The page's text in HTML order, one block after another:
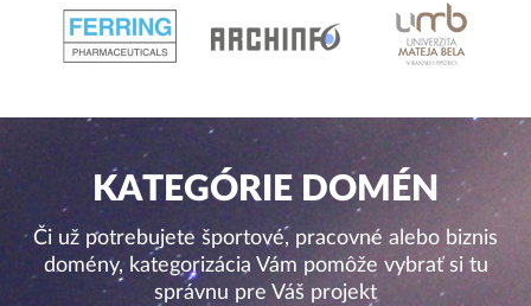
KATEGÓRIE DOMÉN
Či už potrebujete športové, pracovné alebo biznis
domény, kategorizácia Vám pomôže vybrať si tu
správnu pre Váš projekt